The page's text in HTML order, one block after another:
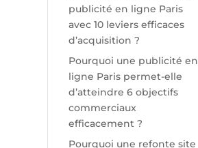
publicité en ligne Paris
avec 10 leviers efficaces
d’acquisition ?
Pourquoi une publicité en
ligne Paris permet-elle
d’atteindre 6 objectifs
commerciaux
efficacement ?
Pourquoi une refonte site